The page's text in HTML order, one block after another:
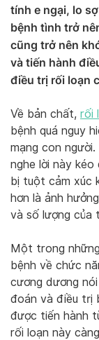
tính e ngại, lo
bệnh tình trở
cũng trở nên
và tiến hành
điều trị rối loạn
Về bản chất, rối
bệnh quá nguy
mạng con
nghe lời này kéo
bị tuột cảm xúc
hơn là ảnh
và số lượng của
Một trong
bệnh về chức
cương dương
đoán và điều trị
được tiến hành
rối loạn này